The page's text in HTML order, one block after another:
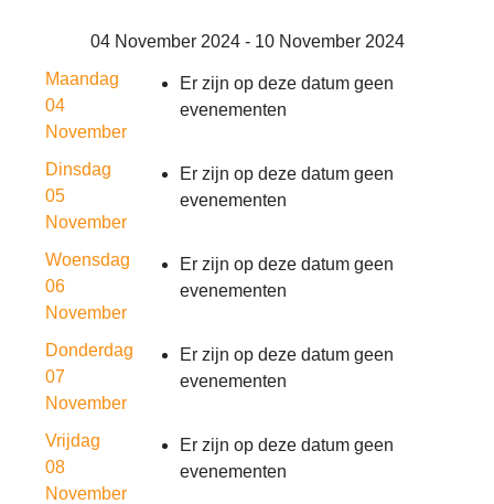
04 November 2024 - 10 November 2024
Maandag
04
November
Er zijn op deze datum geen
evenementen
Dinsdag
05
November
Er zijn op deze datum geen
evenementen
Woensdag
06
November
Er zijn op deze datum geen
evenementen
Donderdag
07
November
Er zijn op deze datum geen
evenementen
Vrijdag
08
November
Er zijn op deze datum geen
evenementen